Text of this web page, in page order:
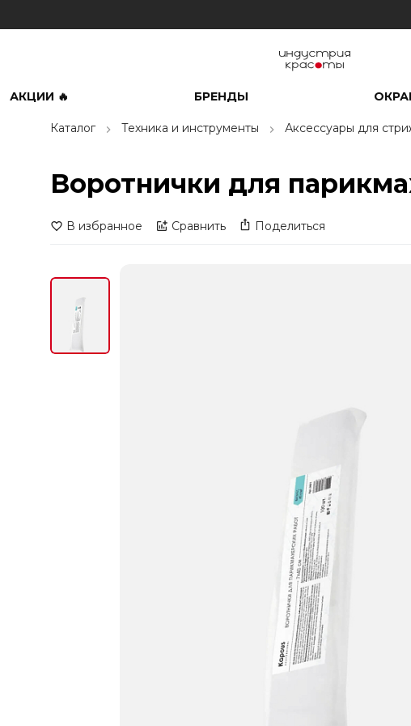
АКЦИИ 🔥 БРЕНДЫ
Каталог Техника и инструменты Аксессуары для
Воротнички для
В избранное Сравнить Поделиться